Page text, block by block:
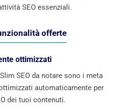
SEO essenziali.
offerte
ottimizzati
SEO da notare sono i meta
automaticamente per
dei tuoi contenuti.